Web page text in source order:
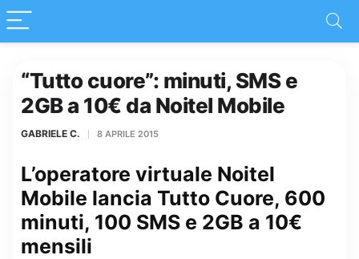
“Tutto cuore”: minuti, SMS e
2GB a 10€ da Noitel Mobile
GABRIELE C. 8 APRILE 2015
L’operatore virtuale Noitel
Mobile lancia Tutto Cuore, 600
minuti, 100 SMS e 2GB a 10€
mensili